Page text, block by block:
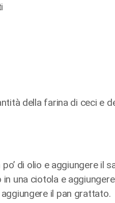
della farina di ceci e
di olio e aggiungere il
una ciotola e
il pan grattato.